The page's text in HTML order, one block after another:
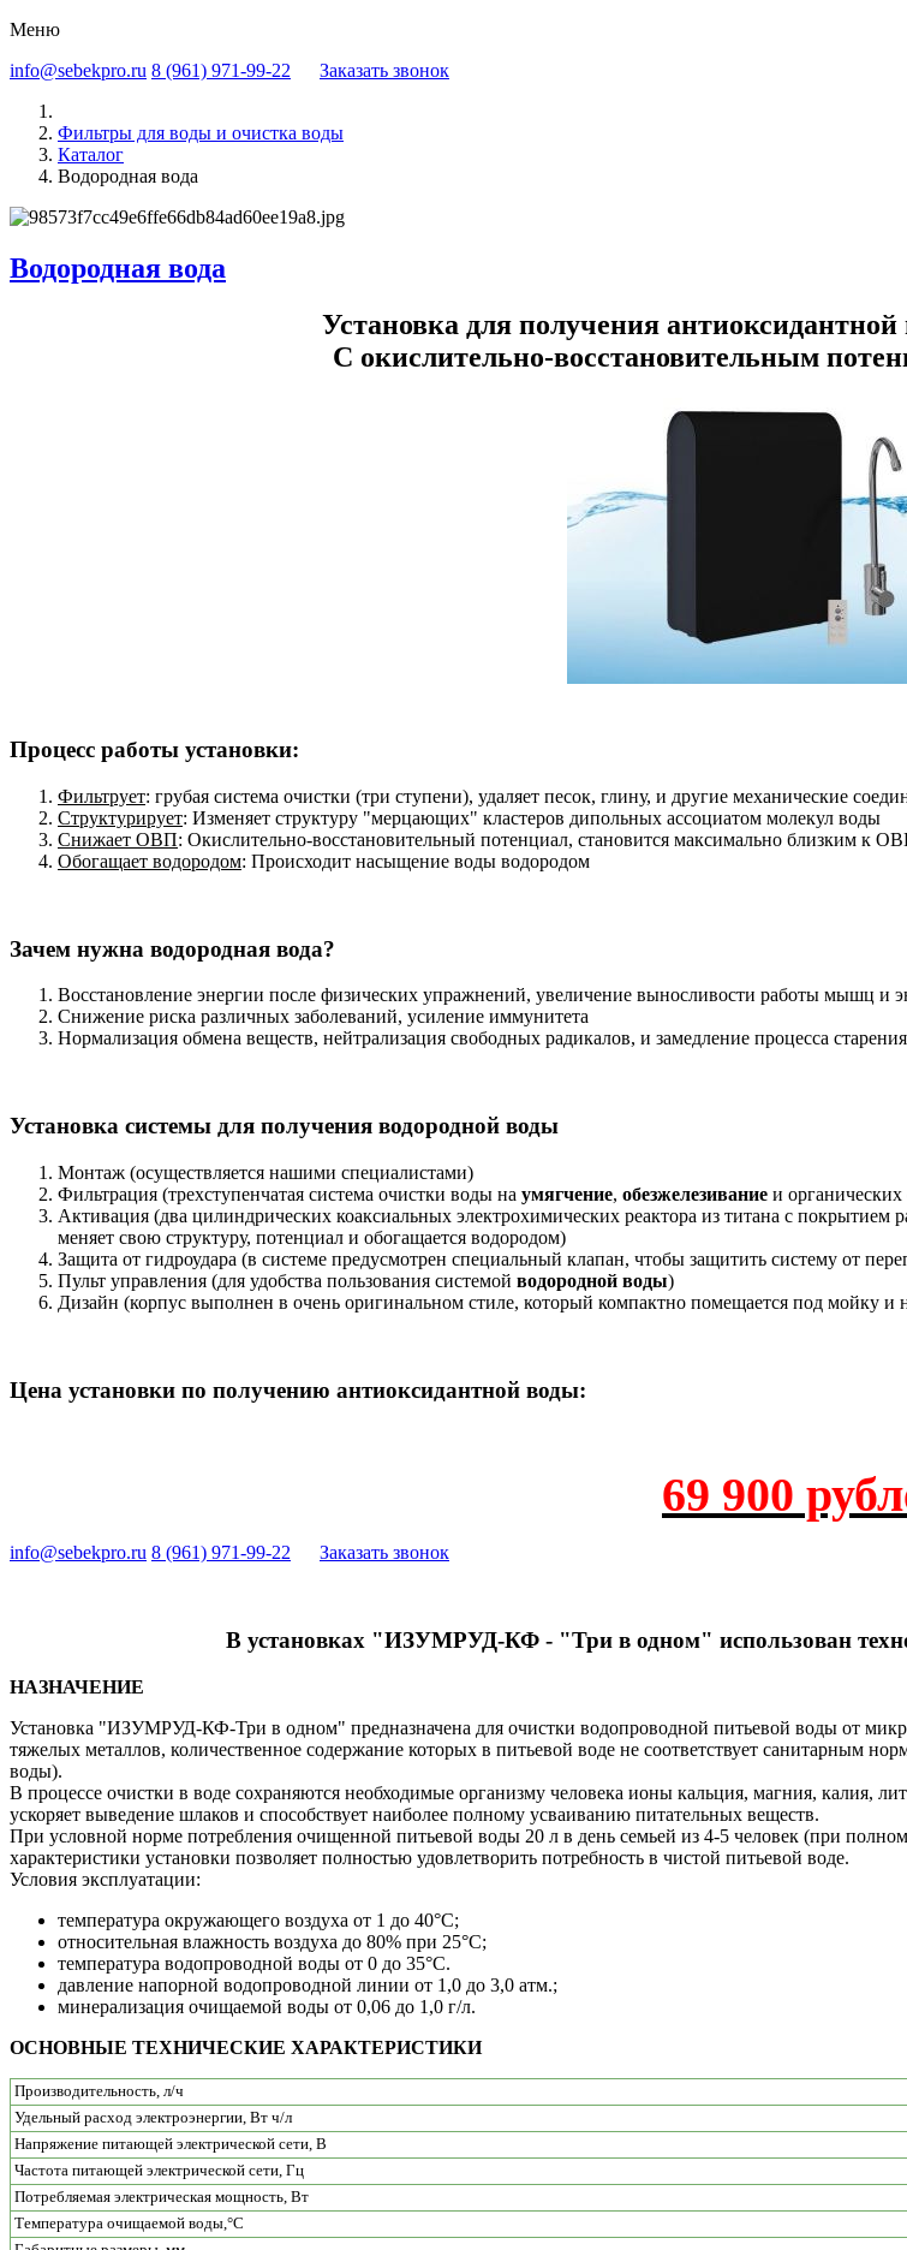
Меню
info@sebekpro.ru 8 (961) 971-99-22 Заказать звонок
Фильтры для воды и очистка воды
Каталог
Водородная вода
Водородная вода
Установка для получения антиоксидантной
С окислительно-восстановительным
Процесс работы установки:
Фильтрует: грубая система очистки (три ступени), удаляет песок, глину, и другие механические
Структурирует: Изменяет структуру "мерцающих" кластеров дипольных ассоциатом молекул воды
Снижает ОВП: Окислительно-восстановительный потенциал, становится максимально близким к
Обогащает водородом: Происходит насыщение воды водородом
Зачем нужна водородная вода?
Восстановление энергии после физических упражнений, увеличение выносливости работы мышц и
Снижение риска различных заболеваний, усиление иммунитета
Нормализация обмена веществ, нейтрализация свободных радикалов, и замедление процесса старения
Установка системы для получения водородной воды
Монтаж (осуществляется нашими специалистами)
Фильтрация (трехступенчатая система очистки воды на умягчение, обезжелезивание и
Активация (два цилиндрических коаксиальных электрохимических реактора из титана с
меняет свою структуру, потенциал и обогащается водородом)
Защита от гидроудара (в системе предусмотрен специальный клапан, чтобы защитить систему от
Пульт управления (для удобства пользования системой водородной воды)
Дизайн (корпус выполнен в очень оригинальном стиле, который компактно помещается под мойку и
Цена установки по получению антиоксидантной воды:
69 900
info@sebekpro.ru 8 (961) 971-99-22 Заказать звонок
В установках "ИЗУМРУД-КФ - "Три в одном" использован
НАЗНАЧЕНИЕ
Установка "ИЗУМРУД-КФ-Три в одном" предназначена для очистки водопроводной питьевой воды от
тяжелых металлов, количественное содержание которых в питьевой воде не соответствует санитарным
воды).
В процессе очистки в воде сохраняются необходимые организму человека ионы кальция, магния, калия,
ускоряет выведение шлаков и способствует наиболее полному усваиванию питательных веществ.
При условной норме потребления очищенной питьевой воды 20 л в день семьей из 4-5 человек (при
характеристики установки позволяет полностью удовлетворить потребность в чистой питьевой воде.
Условия эксплуатации:
температура окружающего воздуха от 1 до 40°С;
относительная влажность воздуха до 80% при 25°С;
температура водопроводной воды от 0 до 35°С.
давление напорной водопроводной линии от 1,0 до 3,0 атм.;
минерализация очищаемой воды от 0,06 до 1,0 г/л.
ОСНОВНЫЕ ТЕХНИЧЕСКИЕ ХАРАКТЕРИСТИКИ
Производительность, л/ч
Удельный расход электроэнергии, Вт ч/л
Напряжение питающей электрической сети, В
Частота питающей электрической сети, Гц
Потребляемая электрическая мощность, Вт
Температура очищаемой воды,°С